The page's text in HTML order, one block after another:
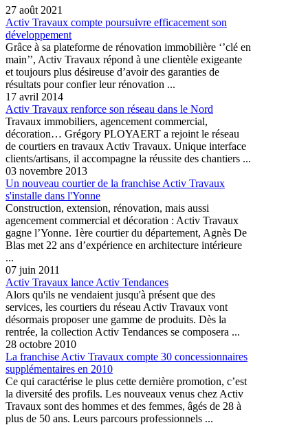
27 août 2021
Activ Travaux compte poursuivre efficacement son
développement
Grâce à sa plateforme de rénovation immobilière ‘’clé en
main’’, Activ Travaux répond à une clientèle exigeante
et toujours plus désireuse d’avoir des garanties de
résultats pour confier leur rénovation ...
17 avril 2014
Activ Travaux renforce son réseau dans le Nord
Travaux immobiliers, agencement commercial,
décoration… Grégory PLOYAERT a rejoint le réseau
de courtiers en travaux Activ Travaux. Unique interface
clients/artisans, il accompagne la réussite des chantiers ...
03 novembre 2013
Un nouveau courtier de la franchise Activ Travaux
s'installe dans l'Yonne
Construction, extension, rénovation, mais aussi
agencement commercial et décoration : Activ Travaux
gagne l’Yonne. 1ère courtier du département, Agnès De
Blas met 22 ans d’expérience en architecture intérieure
...
07 juin 2011
Activ Travaux lance Activ Tendances
Alors qu'ils ne vendaient jusqu'à présent que des
services, les courtiers du réseau Activ Travaux vont
désormais proposer une gamme de produits. Dès la
rentrée, la collection Activ Tendances se composera ...
28 octobre 2010
La franchise Activ Travaux compte 30 concessionnaires
supplémentaires en 2010
Ce qui caractérise le plus cette dernière promotion, c’est
la diversité des profils. Les nouveaux venus chez Activ
Travaux sont des hommes et des femmes, âgés de 28 à
plus de 50 ans. Leurs parcours professionnels ...